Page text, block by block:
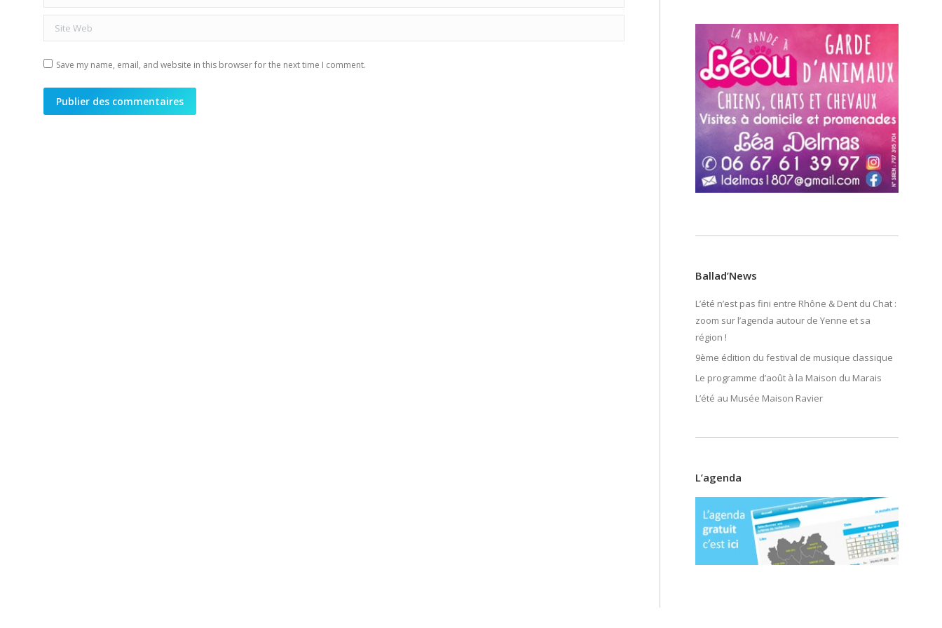
Site Web
Save my name, email, and website in this browser for the next time I comment.
Publier des commentaires
Ballad’News
L’été n’est pas fini entre Rhône & Dent du Chat :
zoom sur l’agenda autour de Yenne et sa
région !
9ème édition du festival de musique classique
Le programme d’août à la Maison du Marais
L’été au Musée Maison Ravier
L’agenda